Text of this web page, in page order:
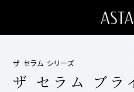
ザ セラム シリーズ
ザ セラム ブラ